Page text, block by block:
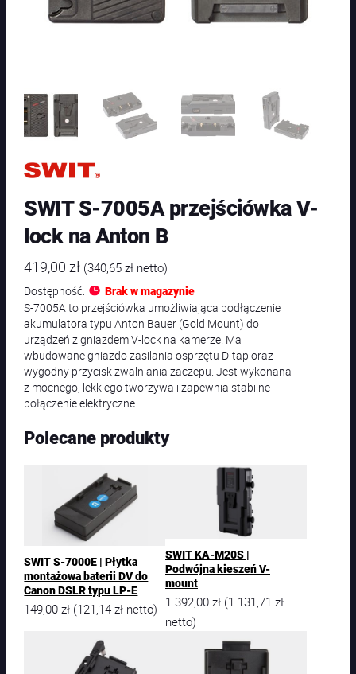
SWIT S-7005A przejściówka V-
lock na Anton B
419,00 zł (340,65zł netto)
Dostępność:
Brak w magazynie
S-7005A to przejściówka umożliwiająca podłączenie
akumulatora typu Anton Bauer (Gold Mount) do
urządzeń z gniazdem V-lock na kamerze. Ma
wbudowane gniazdo zasilania osprzętu D-tap oraz
wygodny przycisk zwalniania zaczepu. Jest wykonana
z mocnego, lekkiego tworzywa i zapewnia stabilne
połączenie elektryczne.
Polecane produkty
SWIT S-7000E | Płytka
montażowa baterii DV do
Canon DSLR typu LP-E
149,00zł (121,14zł netto)
SWIT KA-M20S |
Podwójna kieszeń V-
mount
1 392,00 zł (1 131,71 zł
netto)